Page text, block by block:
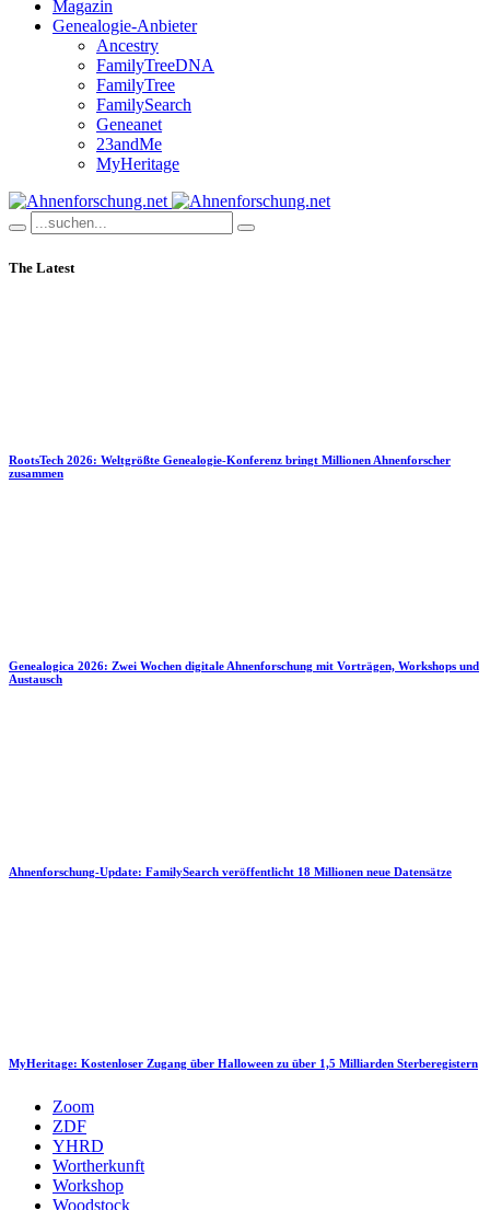
Magazin
Genealogie-Anbieter
Ancestry
FamilyTreeDNA
FamilyTree
FamilySearch
Geneanet
23andMe
MyHeritage
The Latest
RootsTech 2026: Weltgrößte Genealogie-Konferenz bringt Millionen Ahnenforscher
zusammen
Genealogica 2026: Zwei Wochen digitale Ahnenforschung mit Vorträgen, Workshops und
Austausch
Ahnenforschung-Update: FamilySearch veröffentlicht 18 Millionen neue Datensätze
MyHeritage: Kostenloser Zugang über Halloween zu über 1,5 Milliarden Sterberegistern
Zoom
ZDF
YHRD
Wortherkunft
Workshop
Woodstock